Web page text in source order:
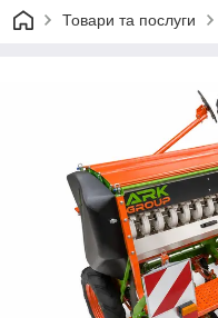
Товари та послуги